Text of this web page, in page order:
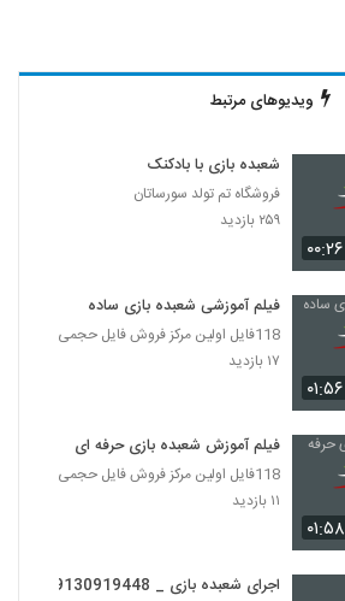
ویدیوهای مرتبط
۰۰:۲۶
شعبده بازی با بادکنک
فروشگاه تم تولد سورساتان
۲۵۹ بازدید
۰۱:۵۶
فیلم آموزشی شعبده بازی ساده
118فایل اولین مرکز فروش فایل حجمی
۱۷ بازدید
۰۱:۵۸
فیلم آموزش شعبده بازی حرفه ای
118فایل اولین مرکز فروش فایل حجمی
۱۱ بازدید
اجرای شعبده بازی _ 09130919448